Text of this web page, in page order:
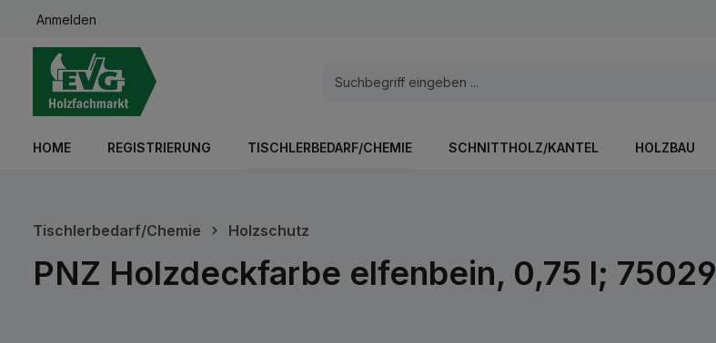
Zur Hauptnavigation springen
Anmelden
HOME REGISTRIERUNG TISCHLERBEDARF/CHEMIE SCHNITTHOLZ/KANTEL HOLZBAU
Tischlerbedarf/Chemie Holzschutz
PNZ Holzdeckfarbe elfenbein, 0,75 l; 75029